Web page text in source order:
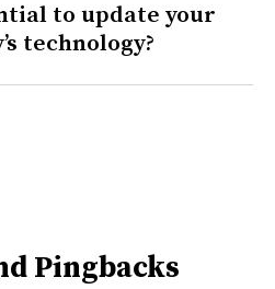
to update your
technology?
Pingbacks